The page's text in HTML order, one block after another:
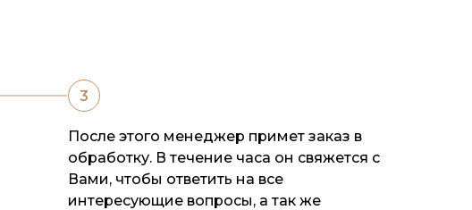
После этого менеджер примет заказ в
обработку. В течение часа он свяжется с
Вами, чтобы ответить на все
интересующие вопросы, а так же